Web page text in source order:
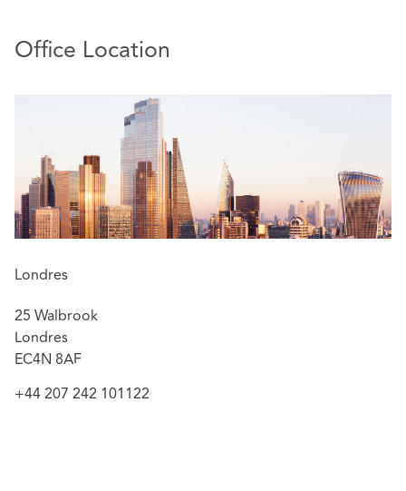
Office Location
Londres
25 Walbrook
Londres
EC4N 8AF
+44 207 242 101122